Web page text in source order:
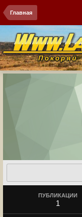
Главная
ПУБЛИКАЦИИ
1